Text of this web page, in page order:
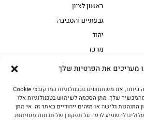
מעריכים את הפרטיות שלך
כדי לספק את החוויה הטובה ביותר, אנו משתמשים בטכנולוגיות כמו קובצי Cookie
שלך. מתן הסכמה לשימוש בטכנולוגיות אלו
התנהגות גלישה או מזהים ייחודיים באתר זה. אי מתן
להשפיע לרעה על תפקודן של תכונות מסוימות.
בשר בקר משובח
בשר למעשנת
ראשון לציון
גבעתיים והסביבה
יהוד
מרכז